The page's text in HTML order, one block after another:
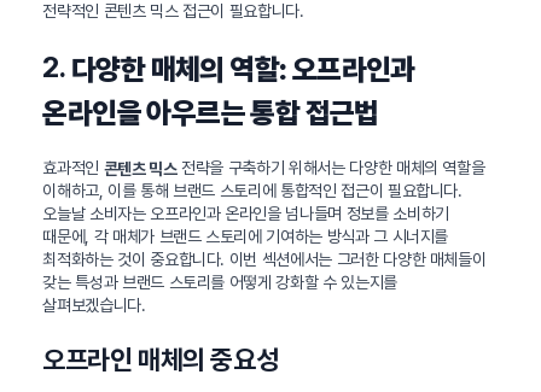
전략적인 콘텐츠 믹스 접근이 필요합니다.
2. 다양한 매체의 역할: 오프라인과
온라인을 아우르는 통합 접근법
효과적인 콘텐츠 믹스전략을 구축하기 위해서는 다양한 매체의 역할을
이해하고, 이를 통해 브랜드 스토리에 통합적인 접근이 필요합니다.
오늘날 소비자는 오프라인과 온라인을 넘나들며 정보를 소비하기
때문에, 각 매체가 브랜드 스토리에 기여하는 방식과 그 시너지를
최적화하는 것이 중요합니다. 이번 섹션에서는 그러한 다양한 매체들이
갖는 특성과 브랜드 스토리를 어떻게 강화할 수 있는지를
살펴보겠습니다.
오프라인 매체의 중요성